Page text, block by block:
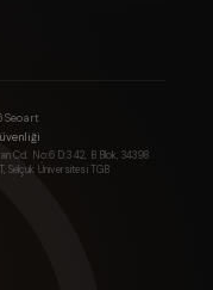
Seoart
Cd. No:6 D:3 42, B Blok, 34398
Selçuk Üniversitesi TGB